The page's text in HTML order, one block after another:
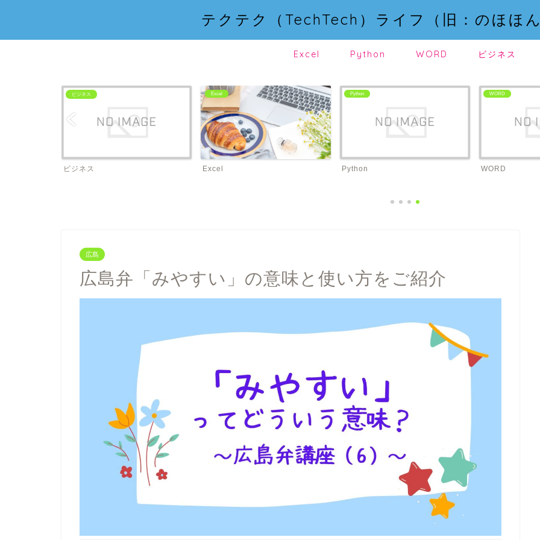
テクテク（TechTech）ライフ（旧：のほほん
Excel Python WORD ビジネス
ビジネス
ビジネス
Excel
Excel
Python
Python
WORD
WORD
広島
広島弁「みやすい」の意味と使い方をご紹介